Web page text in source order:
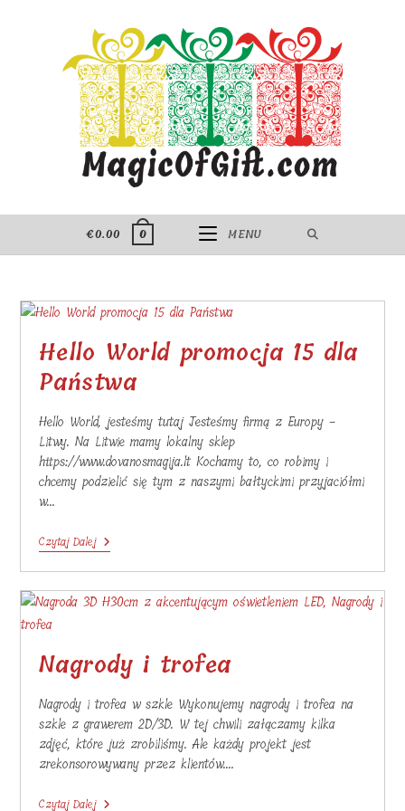
€0.00 0 MENU
Hello World promocja 15 dla
Państwa
Hello World, jesteśmy tutaj Jesteśmy firmą z Europy -
Litwy. Na Litwie mamy lokalny sklep
https://www.dovanosmagija.lt Kochamy to, co robimy i
chcemy podzielić się tym z naszymi bałtyckimi przyjaciółmi
w…
Czytaj DalejHello
World
Promocja
15
Dla
Nagrody i trofea
Nagrody i trofea w szkle Wykonujemy nagrody i trofea na
szkle z grawerem 2D/3D. W tej chwili załączamy kilka
zdjęć, które już zrobiliśmy. Ale każdy projekt jest
zrekonsorowywany przez klientów.…
Czytaj DalejNagrody